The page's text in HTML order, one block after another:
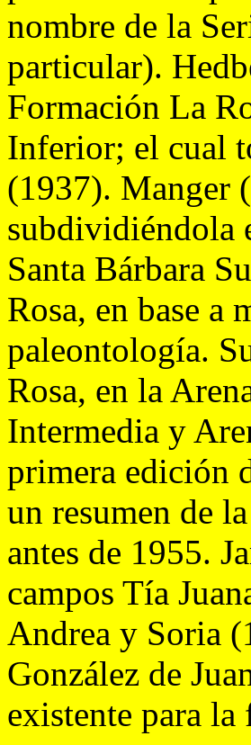
nombre de la
particular).
Formación La
Inferior; el cual
(1937). Manger
subdividiéndola
Santa Bárbara
Rosa, en base
paleontología.
Rosa, en la
Intermedia y
primera edición
un resumen de
antes de 1955.
campos Tía
Andrea y Soria
González de
existente para la